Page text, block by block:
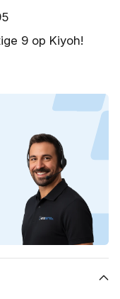
9 op Kiyoh!